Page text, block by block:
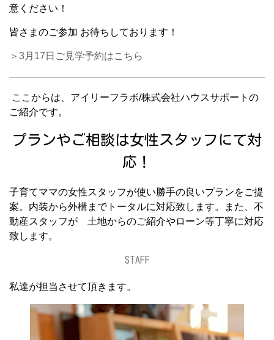
意ください！
皆さまのご参加 お待ちしております！
＞3月17日ご見学予約はこちら
ここからは、アイリーフラボ/株式会社ハウスサポートの
ご紹介です。
プランやご相談は女性スタッフにて対
応！
子育てママの女性スタッフが使い勝手の良いプランをご提
案。内装から外構までトータルに対応致します。また、不
動産スタッフが 土地からのご紹介やローン等丁寧に対応
致します。
STAFF
私達が担当させて頂きます。